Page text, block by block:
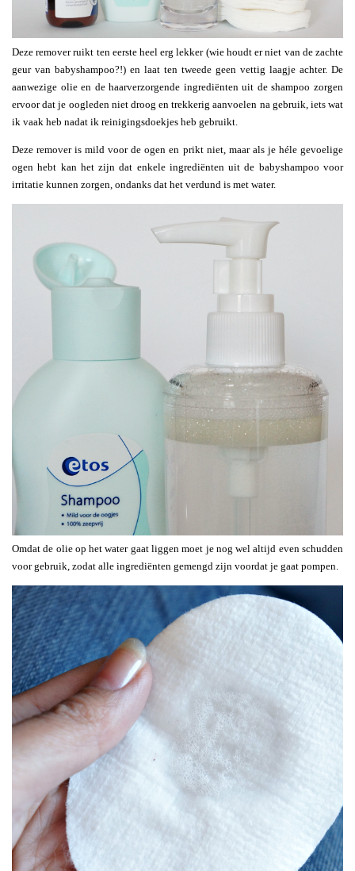
Deze remover ruikt ten eerste heel erg lekker (wie houdt er niet van de zachte
geur van babyshampoo?!) en laat ten tweede geen vettig laagje achter. De
aanwezige olie en de haarverzorgende ingrediënten uit de shampoo zorgen
ervoor dat je oogleden niet droog en trekkerig aanvoelen na gebruik, iets wat
ik vaak heb nadat ik reinigingsdoekjes heb gebruikt.
Deze remover is mild voor de ogen en prikt niet, maar als je héle gevoelige
ogen hebt kan het zijn dat enkele ingrediënten uit de babyshampoo voor
irritatie kunnen zorgen, ondanks dat het verdund is met water.
Omdat de olie op het water gaat liggen moet je nog wel altijd even schudden
voor gebruik, zodat alle ingrediënten gemengd zijn voordat je gaat pompen.